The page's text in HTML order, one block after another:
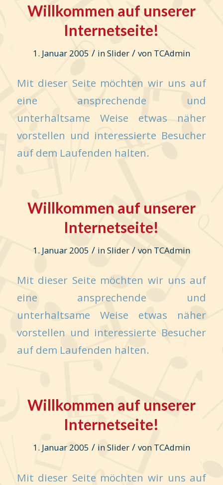
Willkommen auf unserer
Internetseite!
1. Januar 2005 / inSlider / von TCAdmin
Mit dieser Seite möchten wir uns auf
eine ansprechende und
unterhaltsame Weise etwas näher
vorstellen und interessierte Besucher
auf dem Laufenden halten.
Willkommen auf unserer
Internetseite!
1. Januar 2005 / inSlider / von TCAdmin
Mit dieser Seite möchten wir uns auf
eine ansprechende und
unterhaltsame Weise etwas näher
vorstellen und interessierte Besucher
auf dem Laufenden halten.
Willkommen auf unserer
Internetseite!
1. Januar 2005 / inSlider / von TCAdmin
Mit dieser Seite möchten wir uns auf